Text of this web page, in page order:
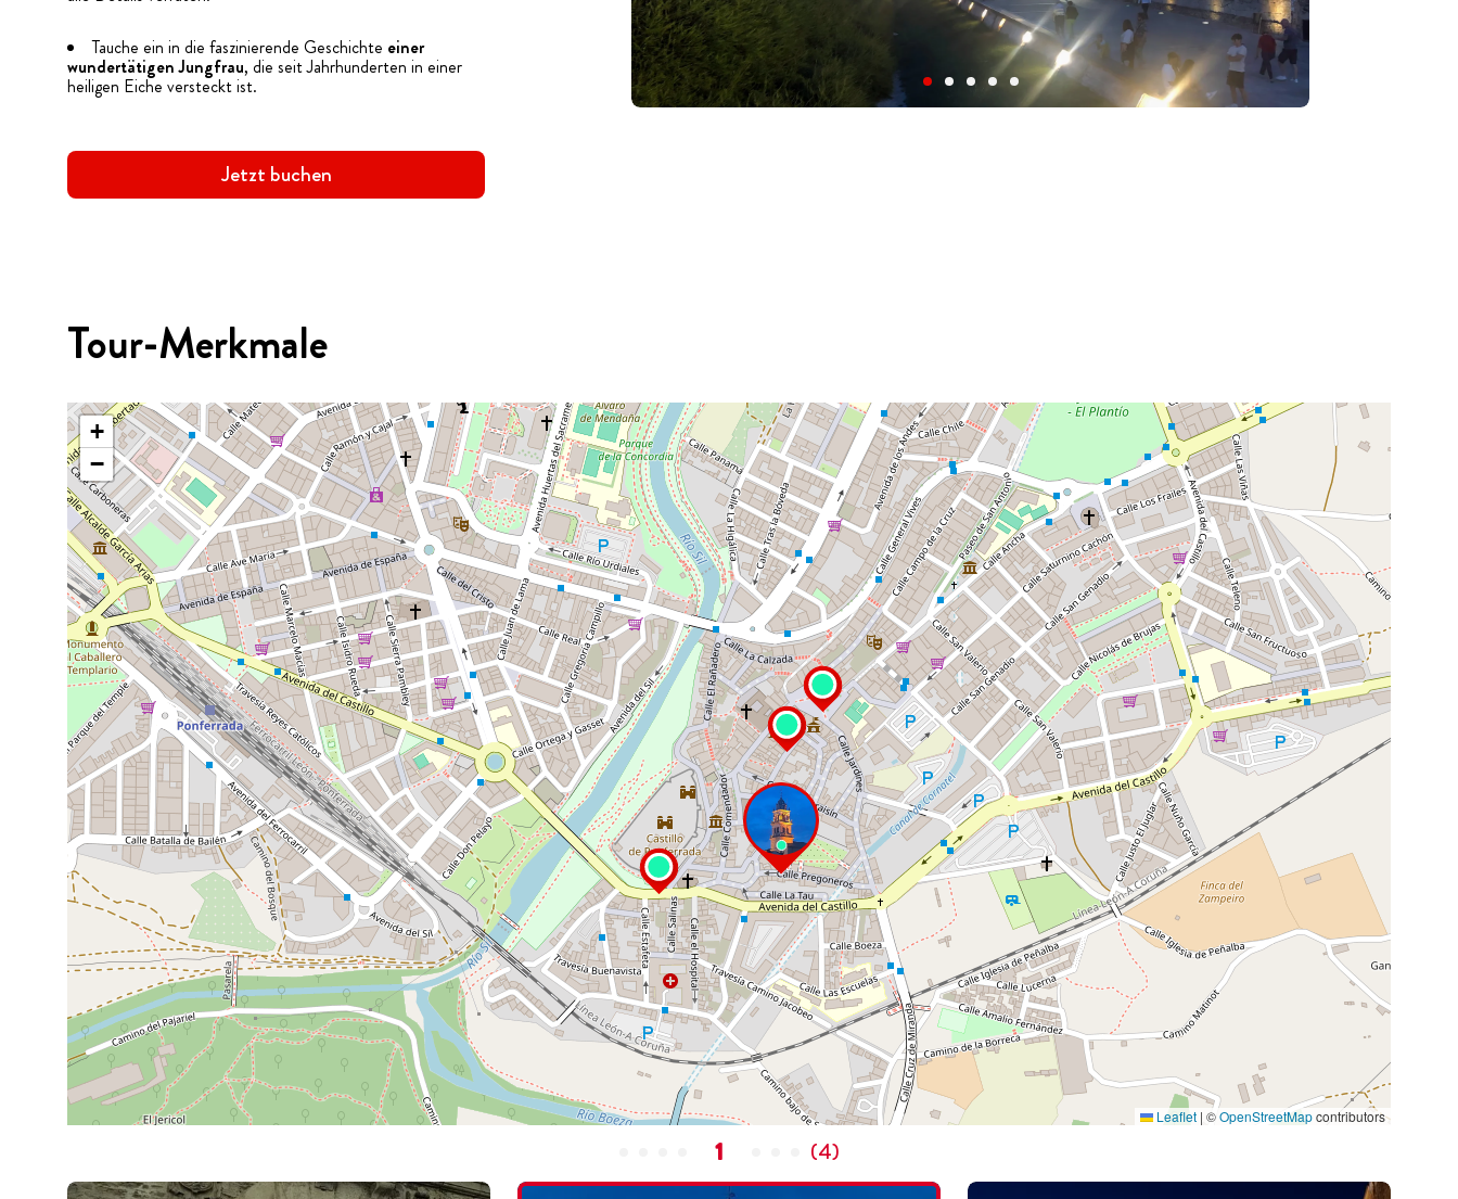
Tauche ein in die faszinierende Geschichte einer
wundertätigen Jungfrau, die seit Jahrhunderten in einer
heiligen Eiche versteckt ist.
Jetzt buchen
Tour-Merkmale
+
−
Leaflet | ©OpenStreetMapcontributors
1 (4)